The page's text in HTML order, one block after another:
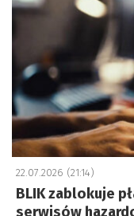
22.07.2026 (21:14)
BLIK zablokuje
serwisów